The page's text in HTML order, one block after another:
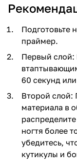
Подготовьте
праймер.
Первый слой:
60 секунд
Второй слой:
материала в
ногтя более
убедитесь,
кутикулы и